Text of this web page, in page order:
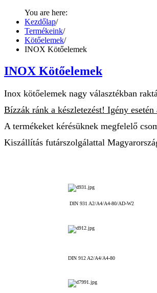
You are here:
Kezdőlap/
Termékeink/
Kötőelemek/
INOX Kötőelemek
INOX Kötőelemek
Inox kötőelemek nagy választékban
Bízzák ránk a készletezést! Igény
A termékeket kérésüknek megfelelő
Kiszállítás futárszolgálattal
DIN 931 A2/A4/A4-80/AD-W2
DIN 912 A2/A4/A4-80